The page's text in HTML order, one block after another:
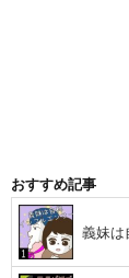
おすすめ記事
義妹は